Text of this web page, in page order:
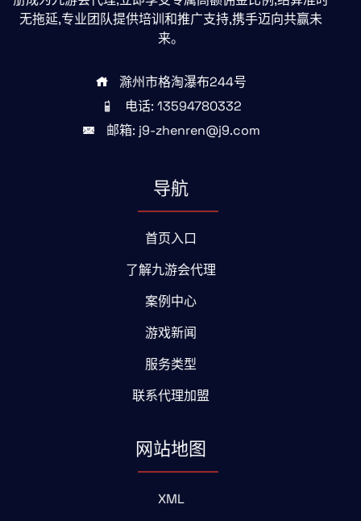
无拖延,专业团队提供培训和推广支持,携手迈向共赢未
来。
滁州市格淘瀑布244号
电话: 13594780332
邮箱: j9-zhenren@j9.com
导航
首页入口
了解九游会代理
案例中心
游戏新闻
服务类型
联系代理加盟
网站地图
XML